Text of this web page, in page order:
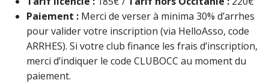
Paiement : Merci de verser à minima 30% d’arrhes
pour valider votre inscription (via HelloAsso, code
ARRHES). Si votre club finance les frais d’inscription,
merci d’indiquer le code CLUBOCC au moment du
paiement.